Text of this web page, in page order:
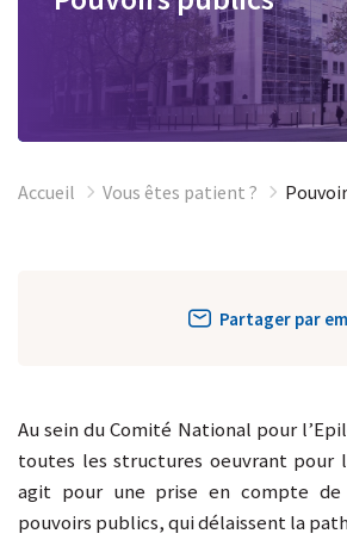
Accueil Vous êtes patient ?
Partager par
Au sein du Comité National pour
toutes les structures oeuvrant pour
agit pour une prise en compte de
pouvoirs publics, qui délaissent la